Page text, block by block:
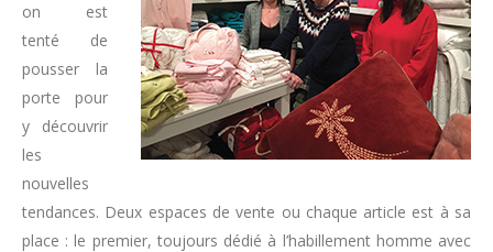
on est
tenté de
pousser la
porte pour
y découvrir
les
nouvelles
tendances. Deux espaces de vente ou chaque article est à sa
place : le premier, toujours dédié à l’habillement homme avec